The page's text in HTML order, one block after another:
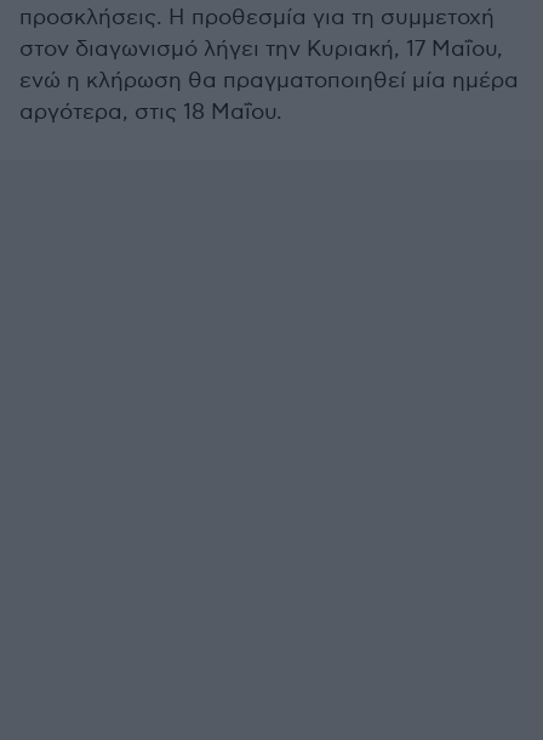
προσκλήσεις. Η προθεσμία για τη συμμετοχή
στον διαγωνισμό λήγει την Κυριακή, 17 Μαΐου,
ενώ η κλήρωση θα πραγματοποιηθεί μία ημέρα
αργότερα, στις 18 Μαΐου.